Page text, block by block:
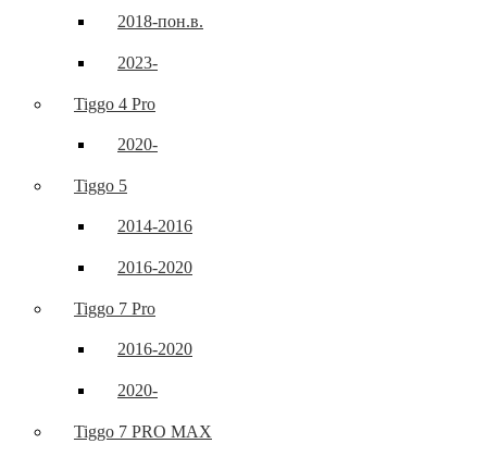
2018-пон.в.
2023-
Tiggo 4 Pro
2020-
Tiggo 5
2014-2016
2016-2020
Tiggo 7 Pro
2016-2020
2020-
Tiggo 7 PRO MAX